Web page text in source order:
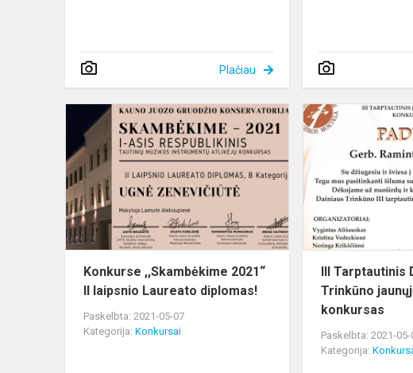
Plačiau
Konkurse
,,Skambėkime
2021“
laipsnio
Laureato
diplomas...
Konkurse ,,Skambėkime 2021“
II laipsnio Laureato diplomas!
Paskelbta: 2021-05-07
Kategorija: Konkursai
III Tarptautinis
Trinkūno
konkursas
Paskelbta: 2021-05-
Kategorija: